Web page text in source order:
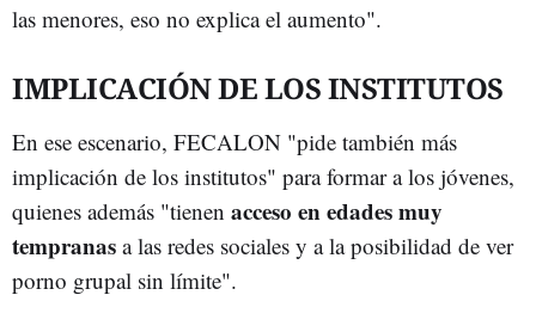
las menores, eso no explica el aumento".
IMPLICACIÓN DE LOS INSTITUTOS
En ese escenario, FECALON "pide también más
implicación de los institutos" para formar a los jóvenes,
quienes además "tienen acceso en edades muy
tempranas a las redes sociales y a la posibilidad de ver
porno grupal sin límite".